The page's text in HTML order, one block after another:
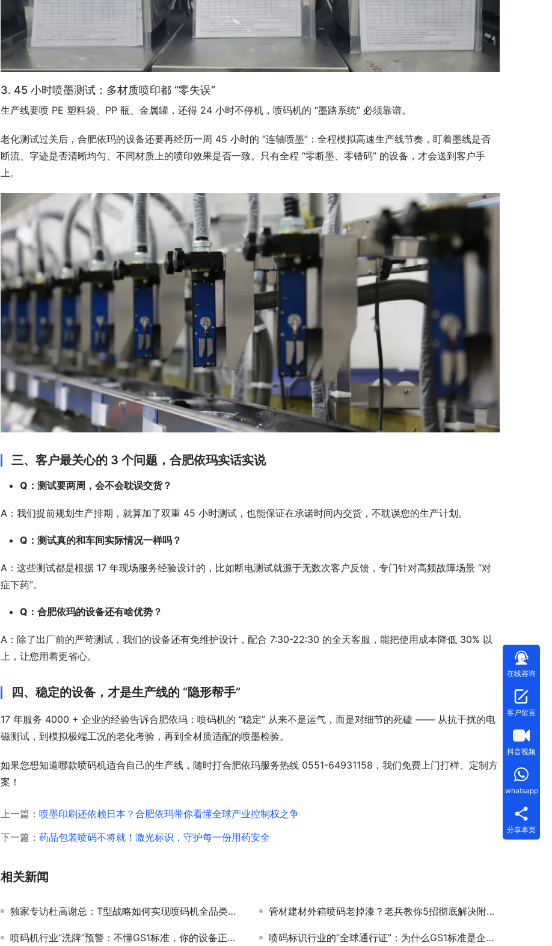
3. 45 小时喷墨测试：多材质喷印都 “零失误”
生产线要喷 PE 塑料袋、PP 瓶、金属罐，还得 24 小时不停机，喷码机的 “墨路系统” 必须靠谱。
老化测试过关后，合肥依玛的设备还要再经历一周 45 小时的 “连轴喷墨”：全程模拟高速生产线节奏，盯着墨线是否
断流、字迹是否清晰均匀、不同材质上的喷印效果是否一致。只有全程 “零断墨、零错码” 的设备，才会送到客户手
上。
三、客户最关心的 3 个问题，合肥依玛实话实说
Q：测试要两周，会不会耽误交货？
A：我们提前规划生产排期，就算加了双重 45 小时测试，也能保证在承诺时间内交货，不耽误您的生产计划。
Q：测试真的和车间实际情况一样吗？
A：这些测试都是根据 17 年现场服务经验设计的，比如断电测试就源于无数次客户反馈，专门针对高频故障场景 “对
症下药”。
Q：合肥依玛的设备还有啥优势？
A：除了出厂前的严苛测试，我们的设备还有免维护设计，配合 7:30-22:30 的全天客服，能把使用成本降低 30% 以
上，让您用着更省心。
四、稳定的设备，才是生产线的 “隐形帮手”
17 年服务 4000 + 企业的经验告诉合肥依玛：喷码机的 “稳定” 从来不是运气，而是对细节的死磕 —— 从抗干扰的电
磁测试，到模拟极端工况的老化考验，再到全材质适配的喷墨检验。
如果您想知道哪款喷码机适合自己的生产线，随时打合肥依玛服务热线 0551-64931158，我们免费上门打样、定制方
案！
上一篇： 喷墨印刷还依赖日本？合肥依玛带你看懂全球产业控制权之争
下一篇： 药品包装喷码不将就！激光标识，守护每一份用药安全
相关新闻
独家专访杜高谢总：T型战略如何实现喷码机全品类深度布局？ 管材建材外箱喷码老掉漆？老兵教你5招彻底解决附着力难题！
喷码机行业“洗牌”预警：不懂GS1标准，你的设备正在失去核心竞争力！ 喷码标识行业的“全球通行证”：为什么GS1标准是企业出海的关键？
在线咨询
客户留言
抖音视频
whatsapp
分享本页